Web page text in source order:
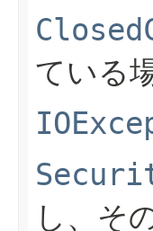
ている
し、そ